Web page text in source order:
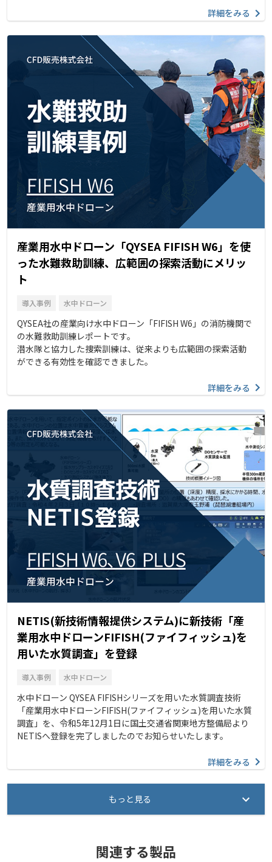
詳細をみる
産業用水中ドローン「QYSEA FIFISH W6」を使
った水難救助訓練、広範囲の探索活動にメリッ
ト
導入事例 水中ドローン
QYSEA社の産業向け水中ドローン「FIFISH W6」の消防機関で
の水難救助訓練レポートです。
潜水隊と協力した捜索訓練は、従来よりも広範囲の探索活動
ができる有効性を確認できました。
詳細をみる
NETIS(新技術情報提供システム)に新技術「産
業用水中ドローンFIFISH(ファイフィッシュ)を
用いた水質調査」を登録
導入事例 水中ドローン
水中ドローン QYSEA FIFISHシリーズを用いた水質調査技術
「産業用水中ドローンFIFISH(ファイフィッシュ)を用いた水質
調査」を、令和5年12月1日に国土交通省関東地方整備局より
NETISへ登録を完了しましたのでお知らせいたします。
詳細をみる
もっと見る
関連する製品